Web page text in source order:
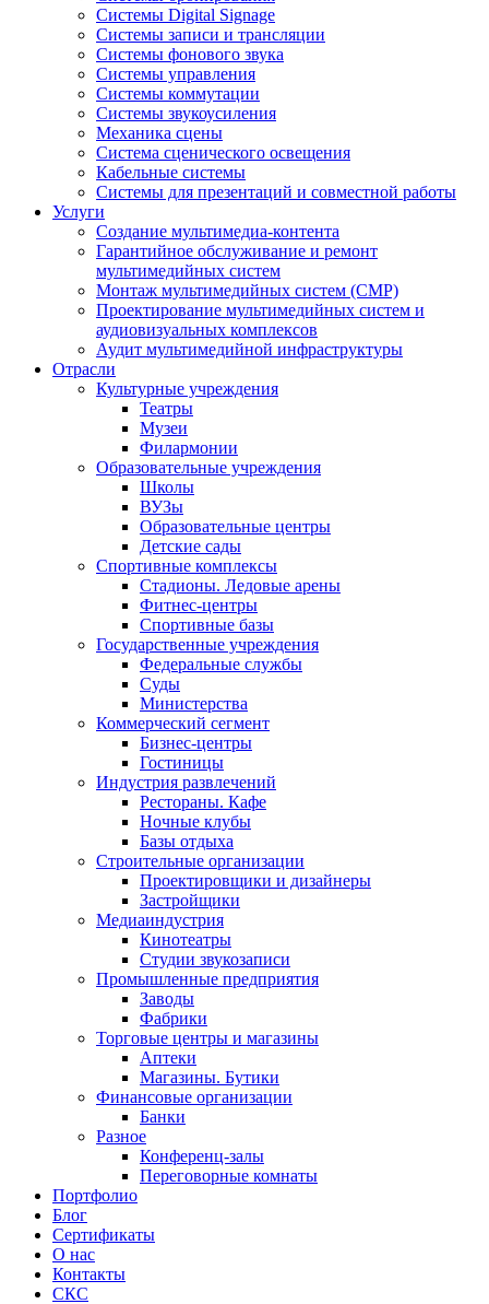
Системы Digital Signage
Системы записи и трансляции
Системы фонового звука
Системы управления
Системы коммутации
Системы звукоусиления
Механика сцены
Система сценического освещения
Кабельные системы
Системы для презентаций и совместной работы
Услуги
Создание мультимедиа-контента
Гарантийное обслуживание и ремонт
мультимедийных систем
Монтаж мультимедийных систем (СМР)
Проектирование мультимедийных систем и
аудиовизуальных комплексов
Аудит мультимедийной инфраструктуры
Отрасли
Культурные учреждения
Театры
Музеи
Филармонии
Образовательные учреждения
Школы
ВУЗы
Образовательные центры
Детские сады
Спортивные комплексы
Стадионы. Ледовые арены
Фитнес-центры
Спортивные базы
Государственные учреждения
Федеральные службы
Суды
Министерства
Коммерческий сегмент
Бизнес-центры
Гостиницы
Индустрия развлечений
Рестораны. Кафе
Ночные клубы
Базы отдыха
Строительные организации
Проектировщики и дизайнеры
Застройщики
Медиаиндустрия
Кинотеатры
Студии звукозаписи
Промышленные предприятия
Заводы
Фабрики
Торговые центры и магазины
Аптеки
Магазины. Бутики
Финансовые организации
Банки
Разное
Конференц-залы
Переговорные комнаты
Портфолио
Блог
Сертификаты
О нас
Контакты
СКС